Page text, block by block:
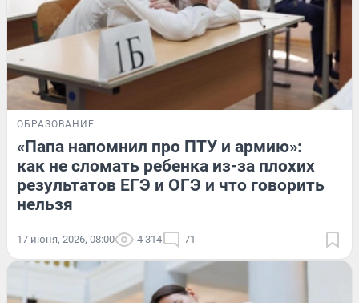
ОБРАЗОВАНИЕ
«Папа напомнил про ПТУ и армию»:
как не сломать ребенка из-за плохих
результатов ЕГЭ и ОГЭ и что говорить
нельзя
17 июня, 2026, 08:00 4 314 71